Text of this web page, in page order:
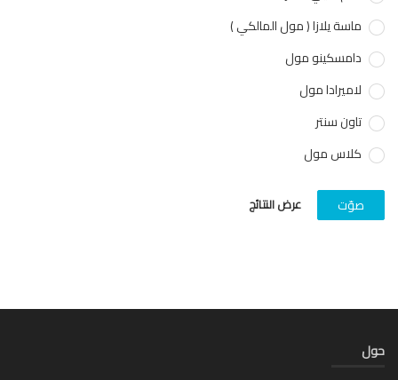
ماسة يلازا ( مول المالكي )
دامسكينو مول
لاميرادا مول
تاون سنتر
كلاس مول
عرض النتائج